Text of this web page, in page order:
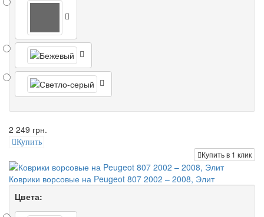
2 249 грн.
Купить
Купить в 1 клик
Коврики ворсовые на Peugeot 807 2002 – 2008, Элит
Цвета: